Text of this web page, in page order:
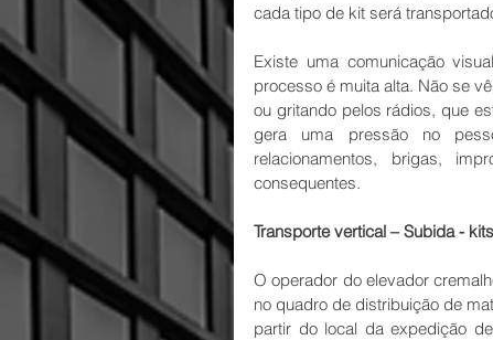
cada tipo de kit será
Existe uma comunicação
processo é muita alta. Não se
ou gritando pelos rádios, que
gera uma pressão no
relacionamentos, brigas,
consequentes.
Transporte vertical – Subida -
O operador do elevador
no quadro de distribuição de
partir do local da expedição